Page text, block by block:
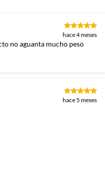
hace 4 meses
no aguanta mucho peso
hace 5 meses